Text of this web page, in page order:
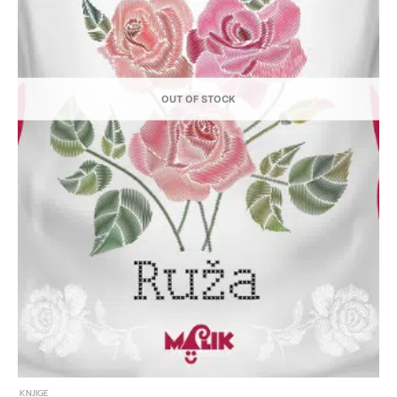
OUT OF STOCK
KNJIGE